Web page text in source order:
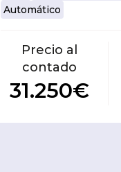
Automático
Precio al
contado
31.250€